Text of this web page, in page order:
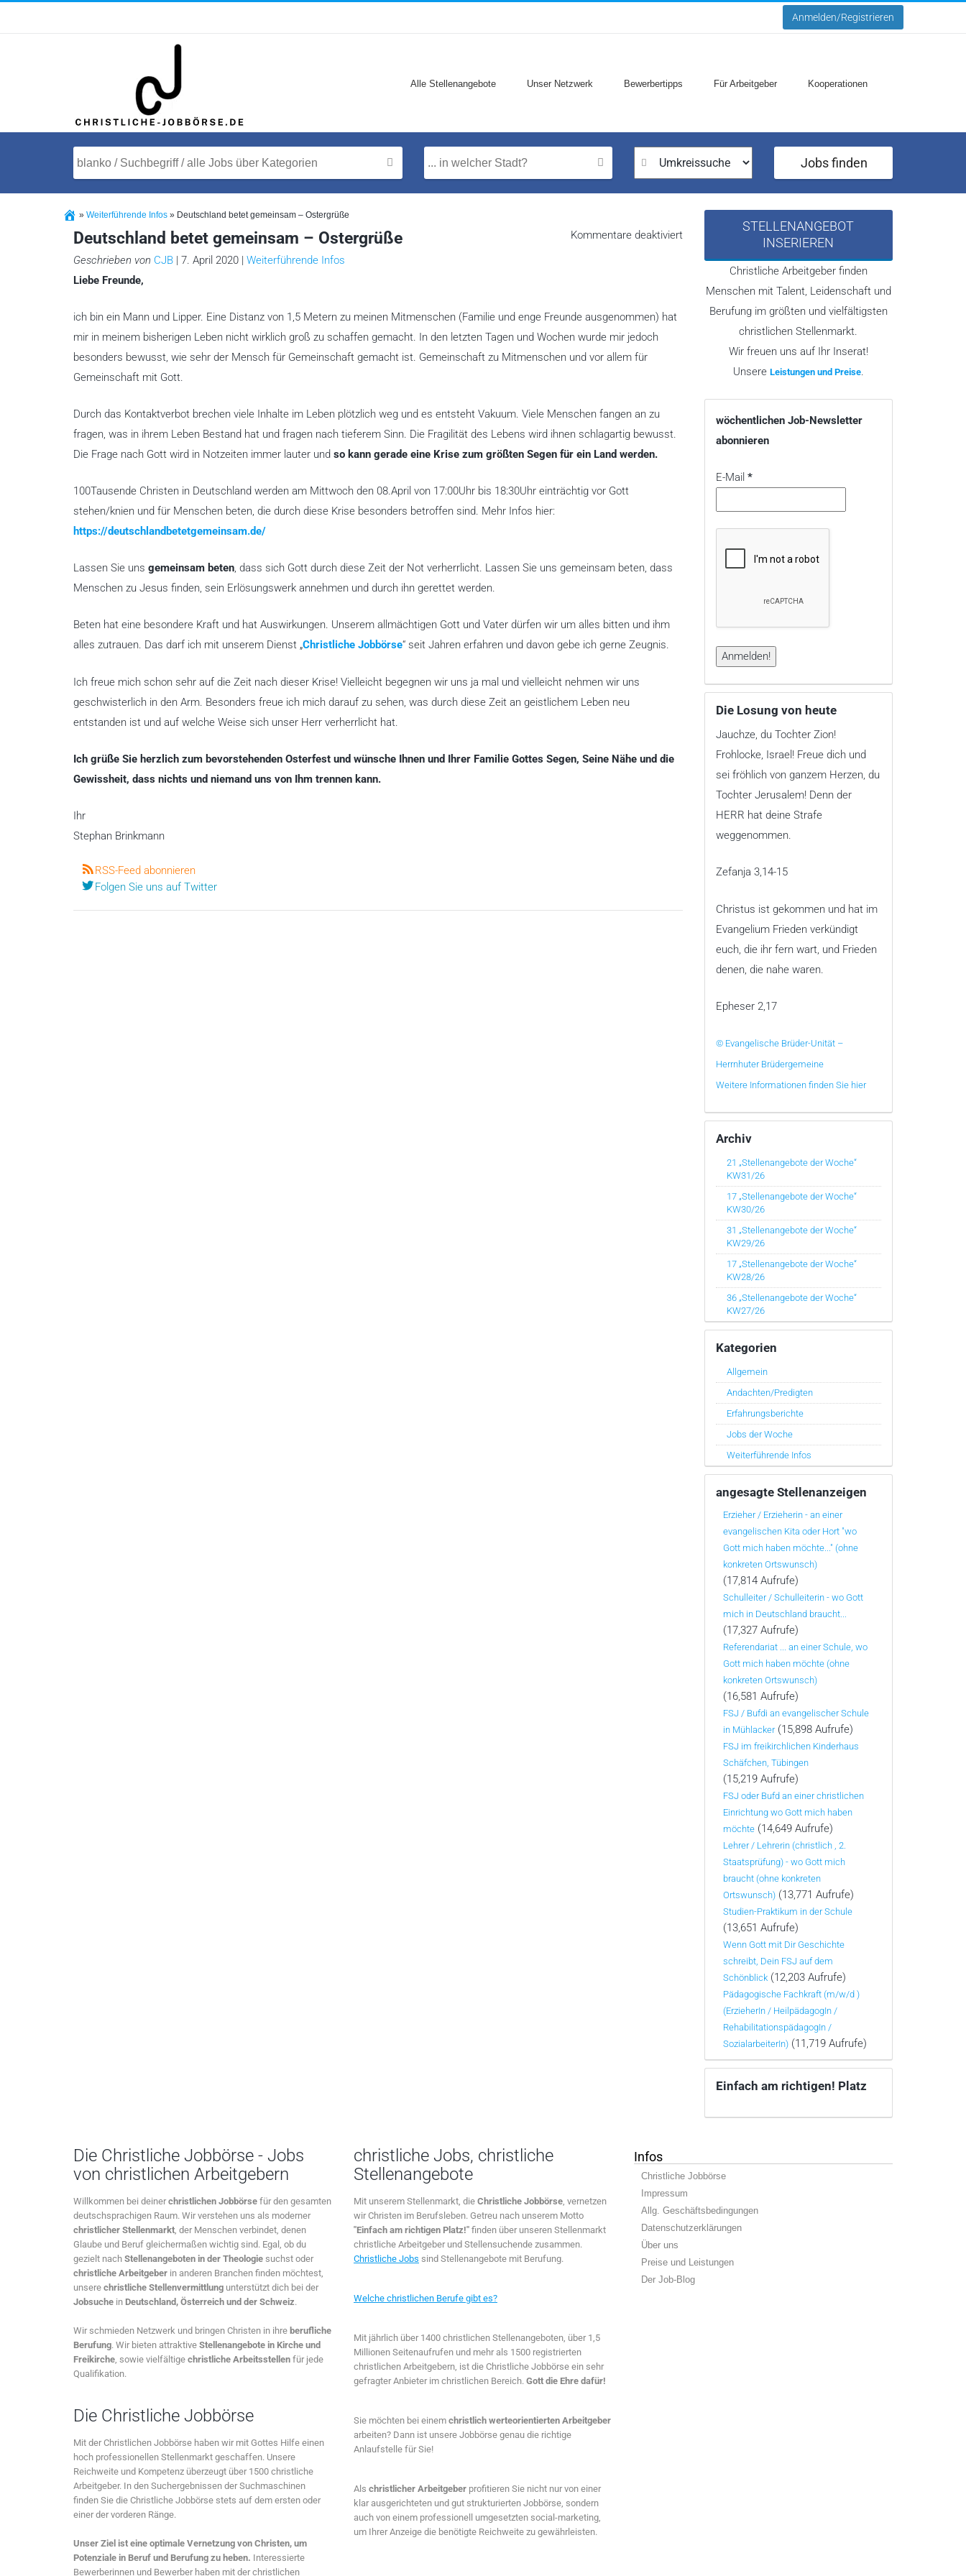
Anmelden/Registrieren
Alle Stellenangebote Unser Netzwerk Bewerbertipps Für Arbeitgeber Kooperationen
Jobs finden
» Weiterführende Infos » Deutschland betet gemeinsam – Ostergrüße
Kommentare deaktiviertfür
gemeinsam
Ostergrüße
Deutschland betet gemeinsam – Ostergrüße
Geschrieben von CJB | 7. April 2020 | Weiterführende Infos
Liebe Freunde,
ich bin ein Mann und Lipper. Eine Distanz von 1,5 Metern zu meinen Mitmenschen (Familie und enge Freunde ausgenommen) hat
mir in meinem bisherigen Leben nicht wirklich groß zu schaffen gemacht. In den letzten Tagen und Wochen wurde mir jedoch
besonders bewusst, wie sehr der Mensch für Gemeinschaft gemacht ist. Gemeinschaft zu Mitmenschen und vor allem für
Gemeinschaft mit Gott.
Durch das Kontaktverbot brechen viele Inhalte im Leben plötzlich weg und es entsteht Vakuum. Viele Menschen fangen an zu
fragen, was in ihrem Leben Bestand hat und fragen nach tieferem Sinn. Die Fragilität des Lebens wird ihnen schlagartig bewusst.
Die Frage nach Gott wird in Notzeiten immer lauter und so kann gerade eine Krise zum größten Segen für ein Land werden.
100Tausende Christen in Deutschland werden am Mittwoch den 08.April von 17:00Uhr bis 18:30Uhr einträchtig vor Gott
stehen/knien und für Menschen beten, die durch diese Krise besonders betroffen sind. Mehr Infos hier:
https://deutschlandbetetgemeinsam.de/
Lassen Sie uns gemeinsam beten, dass sich Gott durch diese Zeit der Not verherrlicht. Lassen Sie uns gemeinsam beten, dass
Menschen zu Jesus finden, sein Erlösungswerk annehmen und durch ihn gerettet werden.
Beten hat eine besondere Kraft und hat Auswirkungen. Unserem allmächtigen Gott und Vater dürfen wir um alles bitten und ihm
alles zutrauen. Das darf ich mit unserem Dienst „Christliche Jobbörse“ seit Jahren erfahren und davon gebe ich gerne Zeugnis.
Ich freue mich schon sehr auf die Zeit nach dieser Krise! Vielleicht begegnen wir uns ja mal und vielleicht nehmen wir uns
geschwisterlich in den Arm. Besonders freue ich mich darauf zu sehen, was durch diese Zeit an geistlichem Leben neu
entstanden ist und auf welche Weise sich unser Herr verherrlicht hat.
Ich grüße Sie herzlich zum bevorstehenden Osterfest und wünsche Ihnen und Ihrer Familie Gottes Segen, Seine Nähe und die
Gewissheit, dass nichts und niemand uns von Ihm trennen kann.
Ihr
Stephan Brinkmann
RSS-Feed abonnieren
Folgen Sie uns auf Twitter
STELLENANGEBOT
INSERIEREN
Christliche Arbeitgeber finden
Menschen mit Talent, Leidenschaft und
Berufung im größten und vielfältigsten
christlichen Stellenmarkt.
Wir freuen uns auf Ihr Inserat!
Unsere Leistungen und Preise.
wöchentlichen Job-Newsletter
abonnieren
E-Mail *
Die Losung von heute
Jauchze, du Tochter Zion!
Frohlocke, Israel! Freue dich und
sei fröhlich von ganzem Herzen, du
Tochter Jerusalem! Denn der
HERR hat deine Strafe
weggenommen.
Zefanja 3,14-15
Christus ist gekommen und hat im
Evangelium Frieden verkündigt
euch, die ihr fern wart, und Frieden
denen, die nahe waren.
Epheser 2,17
© Evangelische Brüder-Unität –
Herrnhuter Brüdergemeine
Weitere Informationen finden Sie hier
Archiv
21 „Stellenangebote der Woche“
KW31/26
17 „Stellenangebote der Woche“
KW30/26
31 „Stellenangebote der Woche“
KW29/26
17 „Stellenangebote der Woche“
KW28/26
36 „Stellenangebote der Woche“
KW27/26
Kategorien
Allgemein
Andachten/Predigten
Erfahrungsberichte
Jobs der Woche
Weiterführende Infos
angesagte Stellenanzeigen
Erzieher / Erzieherin - an einer
evangelischen Kita oder Hort "wo
Gott mich haben möchte..." (ohne
konkreten Ortswunsch)
(17,814 Aufrufe)
Schulleiter / Schulleiterin - wo Gott
mich in Deutschland braucht...
(17,327 Aufrufe)
Referendariat ... an einer Schule, wo
Gott mich haben möchte (ohne
konkreten Ortswunsch)
(16,581 Aufrufe)
FSJ / Bufdi an evangelischer Schule
in Mühlacker(15,898 Aufrufe)
FSJ im freikirchlichen Kinderhaus
Schäfchen, Tübingen
(15,219 Aufrufe)
FSJ oder Bufd an einer christlichen
Einrichtung wo Gott mich haben
möchte(14,649 Aufrufe)
Lehrer / Lehrerin (christlich , 2.
Staatsprüfung) - wo Gott mich
braucht (ohne konkreten
Ortswunsch)(13,771 Aufrufe)
Studien-Praktikum in der Schule
(13,651 Aufrufe)
Wenn Gott mit Dir Geschichte
schreibt, Dein FSJ auf dem
Schönblick(12,203 Aufrufe)
Pädagogische Fachkraft (m/w/d )
(ErzieherIn / HeilpädagogIn /
RehabilitationspädagogIn /
SozialarbeiterIn)(11,719 Aufrufe)
Einfach am richtigen! Platz
Die Christliche Jobbörse - Jobs
von christlichen Arbeitgebern
Willkommen bei deinerchristlichen Jobbörse für den gesamten
deutschsprachigen Raum. Wir verstehen uns als moderner
christlicher Stellenmarkt , der Menschen verbindet, denen
Glaube und Beruf gleichermaßen wichtig sind. Egal, ob du
gezielt nach Stellenangeboten in der Theologie suchst oder
christliche Arbeitgeber in anderen Branchen finden möchtest,
unsere christliche Stellenvermittlung unterstützt dich bei der
Jobsuche in Deutschland, Österreich und der Schweiz.
Wir schmieden Netzwerk und bringen Christen in ihre berufliche
Berufung. Wir bieten attraktive Stellenangebote in Kirche und
Freikirche , sowie vielfältige christliche Arbeitsstellen für jede
Qualifikation.
Die Christliche Jobbörse
Mit der Christlichen Jobbörse haben wir mit Gottes Hilfe einen
hoch professionellen Stellenmarkt geschaffen. Unsere
Reichweite und Kompetenz überzeugt über 1500 christliche
Arbeitgeber. In den Suchergebnissen der Suchmaschinen
finden Sie die Christliche Jobbörse stets auf dem ersten oder
einer der vorderen Ränge.
Unser Ziel ist eine optimale Vernetzung von Christen, um
Potenziale in Beruf und Berufung zu heben. Interessierte
Bewerberinnen und Bewerber haben mit der christlichen
christliche Jobs, christliche
Stellenangebote
Mit unserem Stellenmarkt, die Christliche Jobbörse , vernetzen
wir Christen im Berufsleben. Getreu nach unserem Motto
"Einfach am richtigen Platz!" finden über unseren Stellenmarkt
christliche Arbeitgeber und Stellensuchende zusammen.
Christliche Jobs sind Stellenangebote mit Berufung.
Welche christlichen Berufe gibt es?
Mit jährlich über 1400 christlichen Stellenangeboten, über 1,5
Millionen Seitenaufrufen und mehr als 1500 registrierten
christlichen Arbeitgebern, ist die Christliche Jobbörse ein sehr
gefragter Anbieter im christlichen Bereich. Gott die Ehre dafür!
Sie möchten bei einem christlich werteorientierten Arbeitgeber
arbeiten? Dann ist unsere Jobbörse genau die richtige
Anlaufstelle für Sie!
Als christlicher Arbeitgeber profitieren Sie nicht nur von einer
klar ausgerichteten und gut strukturierten Jobbörse, sondern
auch von einem professionell umgesetzten social-marketing,
um Ihrer Anzeige die benötigte Reichweite zu gewährleisten.
Infos
Christliche Jobbörse
Impressum
Allg. Geschäftsbedingungen
Datenschutzerklärungen
Über uns
Preise und Leistungen
Der Job-Blog